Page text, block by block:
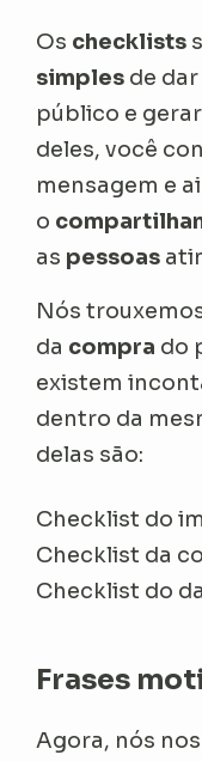
Os checklists
simples de
público e gerar
deles, você
mensagem e
o
as pessoas
Nós
da compra do
existem
dentro da
delas são:
Checklist do
Checklist da
Checklist do
Frases
Agora, nós